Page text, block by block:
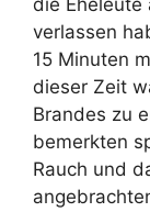
die Eheleute
verlassen
15 Minuten
dieser Zeit
Brandes zu
bemerkten
Rauch und